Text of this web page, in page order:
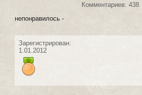
Комментариев: 438
непонравилось -
Зарегистрирован:
1.01.2012